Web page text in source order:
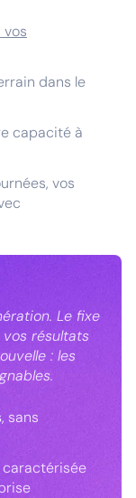
vos
dans le
capacité à
vos
Le fixe
résultats
: les
, sans
caractérisée